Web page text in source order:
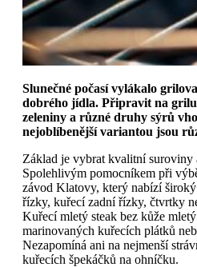
Slunečné počasí vylákalo
dobrého jídla. Připravit na
zeleniny a různé druhy sýrů
nejoblíbenější variantou jsou
Základ je vybrat kvalitní suroviny
Spolehlivým pomocníkem při
závod Klatovy, který nabízí
řízky, kuřecí zadní řízky, čtvrtky
Kuřecí mletý steak bez kůže
marinovaných kuřecích plátků
Nezapomíná ani na nejmenší
kuřecích špekáčků na ohníčku.